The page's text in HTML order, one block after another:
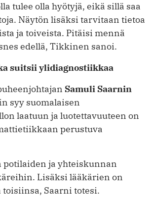
tulee olla hyötyjä, ­eikä sillä saa
Näytön lisäksi tarvitaan tietoa
ja toiveista. Pitäisi mennä
edellä, Tikkinen sanoi.
suitsii ylidiagnostiikkaa
Samuli Saarnin
syy suomalaisen
laatuun ja luotettavuuteen on
perustuva
potilaiden ja yhteiskunnan
Lisäksi lääkärien on
toisiinsa, Saarni totesi.